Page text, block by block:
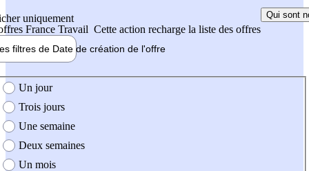
uniquement
France Travail Cette action recharge la liste des offres
Qui sont
filtres de Date de création de l'offre
création de l'offre
Un jour
Trois jours
Une semaine
Deux semaines
Un mois